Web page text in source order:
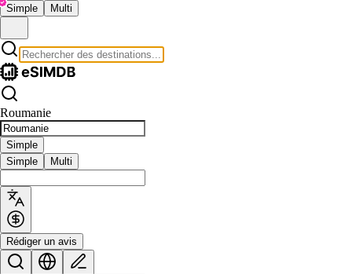
Simple Multi
Roumanie
Simple
Simple
Multi
Rédiger un avis